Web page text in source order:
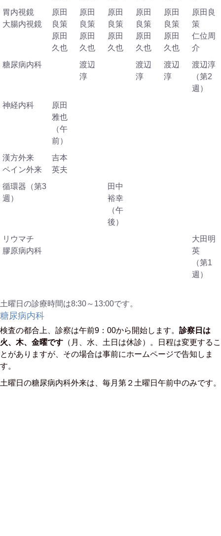
胃内視鏡
大腸内視鏡
原田
良策
原田
久也
原田
良策
原田
久也
原田
良策
原田
久也
原田
良策
原田
久也
原田
良策
原田
久也
原田良
策
仁位周
介
糖尿病内科
渡辺
淳
渡辺
淳
渡辺
淳
渡辺淳
（第2
週）
神経内科
原田
雅也
（午
前）
漢方外来
ペイン外来
吉本
英夫
循環器（第3
週）
田中
裕幸
（午
後）
リウマチ
膠原病内科
大田明
英
（第1
週）
土曜日の診療時間は8:30～13:00です。
糖尿病内科
検査の都合上、診察は午前9：00から開始します。 診察日は
火、木、金曜です （月、水、土日は休診）。日程は変更するこ
とがありますが、その場合は事前にホームページで告知しま
す。
土曜日の糖尿病内科外来は、毎月第２土曜日午前中のみです。